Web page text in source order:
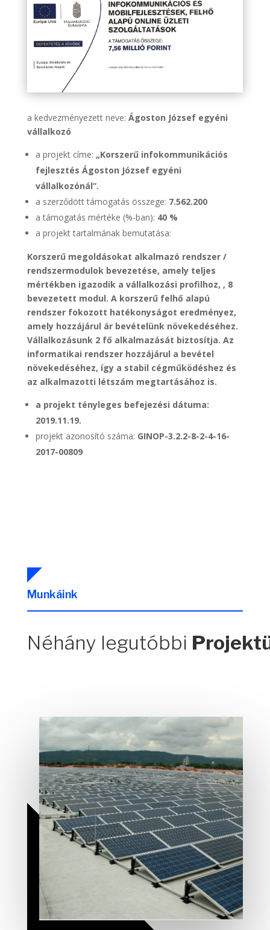
a kedvezményezett neve: Ágoston József egyéni
vállalkozó
a projekt címe: „Korszerű infokommunikációs
fejlesztés Ágoston József egyéni
vállalkozónál”.
a szerződött támogatás összege: 7.562.200
a támogatás mértéke (%-ban): 40 %
a projekt tartalmának bemutatása:
Korszerű megoldásokat alkalmazó rendszer /
rendszermodulok bevezetése, amely teljes
mértékben igazodik a vállalkozási profilhoz, , 8
bevezetett modul. A korszerű felhő alapú
rendszer fokozott hatékonyságot eredményez,
amely hozzájárul ár bevételünk növekedéséhez.
Vállalkozásunk 2 fő alkalmazását biztosítja. Az
informatikai rendszer hozzájárul a bevétel
növekedéséhez, így a stabil cégműködéshez és
az alkalmazotti létszám megtartásához is.
a projekt tényleges befejezési dátuma:
2019.11.19.
projekt azonosító száma: GINOP-3.2.2-8-2-4-16-
2017-00809
Munkáink
Néhány legutóbbi